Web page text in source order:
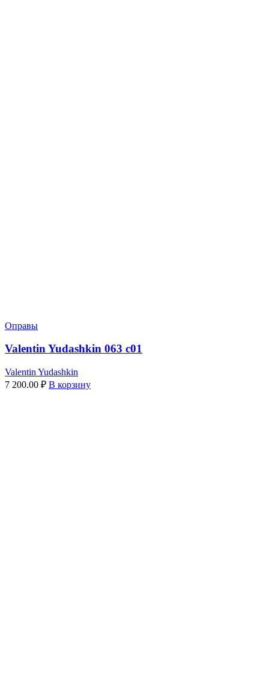
Оправы
Valentin Yudashkin 063 c01
Valentin Yudashkin
7 200.00 ₽ В корзину